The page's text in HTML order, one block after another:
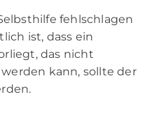
fehlschlagen
ist, dass ein
das nicht
kann, sollte der